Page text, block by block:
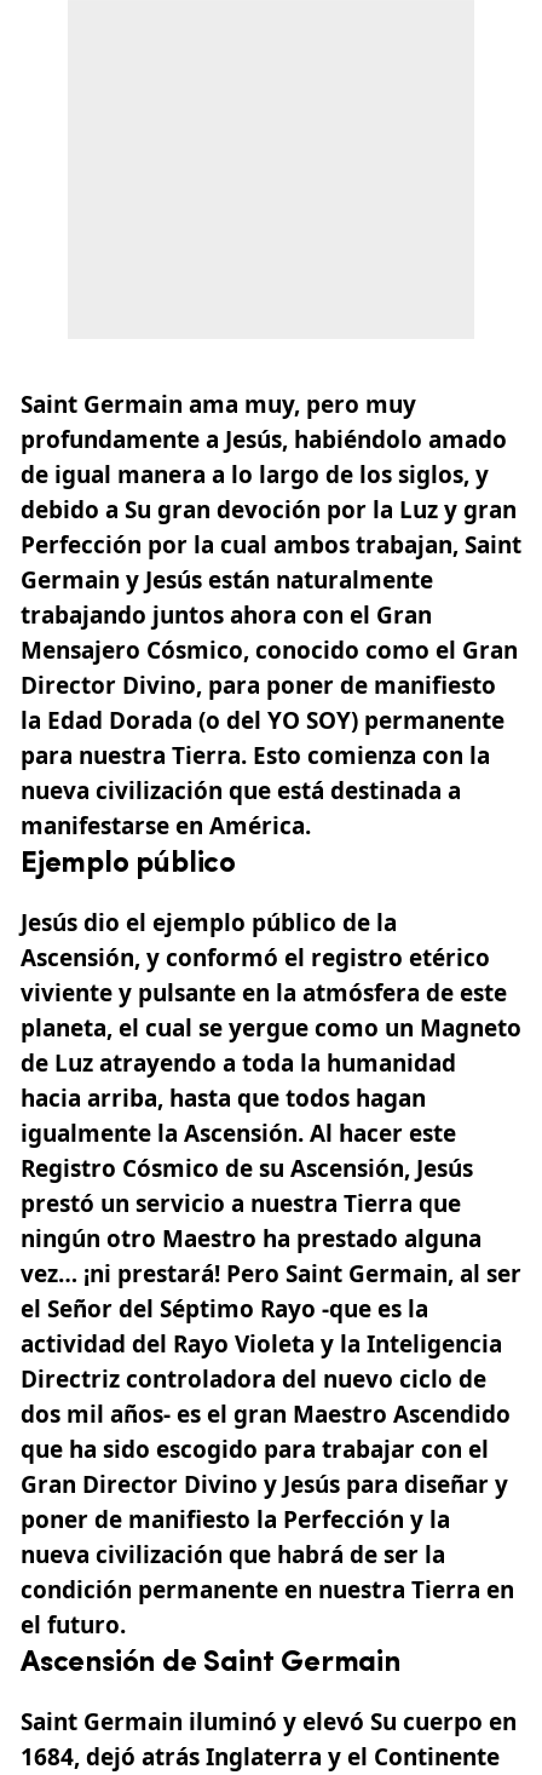
Saint Germain ama muy, pero muy
profundamente a Jesús, habiéndolo amado
de igual manera a lo largo de los siglos, y
debido a Su gran devoción por la Luz y gran
Perfección por la cual ambos trabajan,Saint
Germain y Jesús están naturalmente
trabajando juntos ahora con el Gran
Mensajero Cósmico, conocido como el Gran
Director Divino, para poner de manifiesto
la Edad Dorada (o del YO SOY) permanente
para nuestra Tierra. Esto comienza con la
nueva civilización que está destinada a
manifestarse en América.
Ejemplo público
Jesús dio el ejemplo público de la
Ascensión, y conformó el registro etérico
viviente y pulsante en la atmósfera de este
planeta, el cual se yergue como un Magneto
de Luz atrayendo a toda la humanidad
hacia arriba, hasta que todos hagan
igualmente la Ascensión. Al hacer este
Registro Cósmico de su Ascensión, Jesús
prestó un servicio a nuestra Tierra que
ningún otro Maestro ha prestado alguna
vez… ¡ni prestará! Pero Saint Germain, al ser
el Señor del Séptimo Rayo -que es la
actividad del Rayo Violeta y la Inteligencia
Directriz controladora del nuevo ciclo de
dos mil años- es el gran Maestro Ascendido
que ha sido escogido para trabajar con el
Gran Director Divino y Jesús para diseñar y
poner de manifiesto la Perfección y la
nueva civilización que habrá de ser la
condición permanente en nuestra Tierra en
el futuro.
Ascensión de Saint Germain
Saint Germain iluminó y elevó Su cuerpo en
1684, dejó atrás Inglaterra y el Continente